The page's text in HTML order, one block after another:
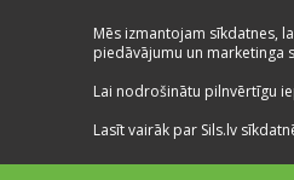
Mēs izmantojam sīkdatnes,
piedāvājumu un marketinga
Lai nodrošinātu pilnvērtīgu
Lasīt vairāk par Sils.lv